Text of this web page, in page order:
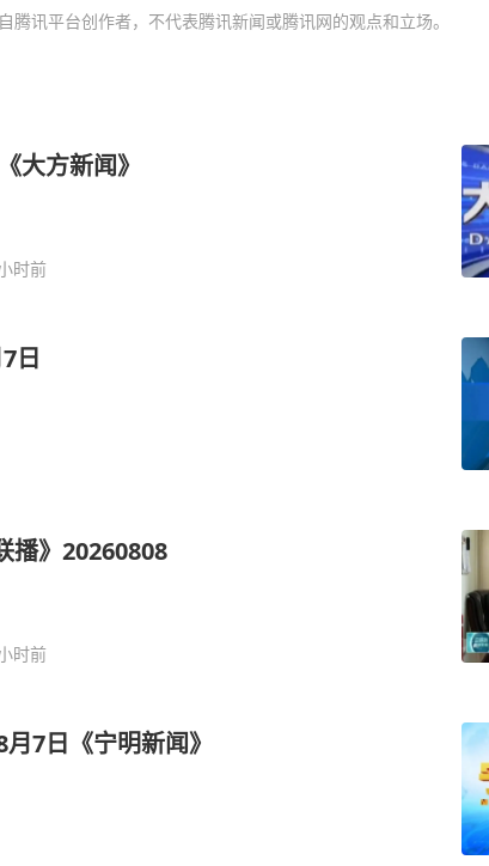
腾讯平台创作者，不代表腾讯新闻或腾讯网的观点和立场。
大方新闻》
时前
日
播》20260808
时前
7日《宁明新闻》